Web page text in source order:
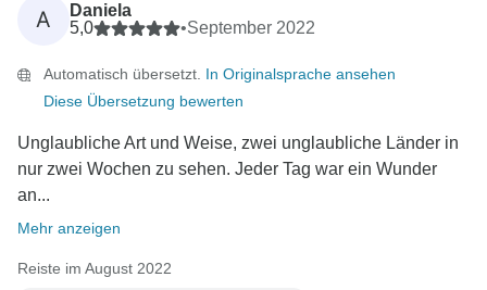
A
Daniela
5,0
•September 2022
Automatisch übersetzt. In Originalsprache ansehen
Diese Übersetzung bewerten
Unglaubliche Art und Weise, zwei unglaubliche Länder in
nur zwei Wochen zu sehen. Jeder Tag war ein Wunder
an...
Mehr anzeigen
Reiste im August 2022